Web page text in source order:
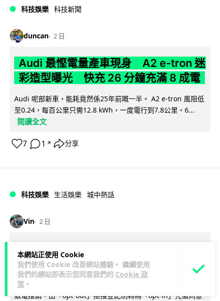
本網站正使用 Cookie
我們使用 Cookie 改善網站體驗。 繼續使用
我們的網站即表示您同意我們的 Cookie 政
策 。
科技娛樂 科技新聞
duncan 2 日
Audi 最慳電量產車現身 A2 e-tron 迷
彩造型曝光 快充 26 分鐘充滿 8 成電
Audi 呢部新車，能耗竟然係25年前嘅一半。 A2 e-tron 風阻低
至0.24，每百公里只需12.8 kWh，一度電行到7.8公里。6...
閱讀全文
7 1 ↗ 分享
科技娛樂 生活娛樂 城中熱話
Vin 2 日
法國 8 月 11 日出新例 未經同意嚴禁
Cold Call 違規企業最高罰 345 萬
法國將於 8 月 11 日起實施新例，全面禁止企業未經消費者同意
致電推銷，由「opt-out」拒接登記制轉為「opt-in」先徵同意